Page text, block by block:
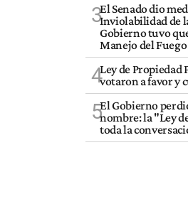
3El Senado dio
Inviolabilidad de
Gobierno tuvo
Manejo del Fuego
4Ley de Propiedad
votaron a favor y
5El Gobierno
nombre: la "Ley
toda la